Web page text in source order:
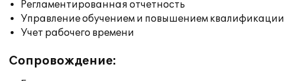
Регламентированная отчетность
Управление обучением и повышением квалификации
Учет рабочего времени
Сопровождение: